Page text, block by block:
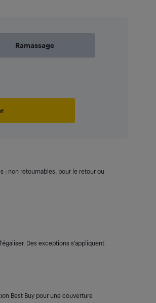
Ramassage
: non retournables. pour le retour ou
Des exceptions s’appliquent.
Best Buy pour une couverture